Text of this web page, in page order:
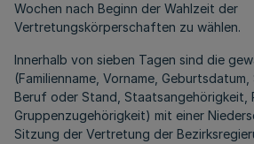
Wochen nach Beginn der Wahlzeit der
Vertretungskörperschaften zu wählen.
Innerhalb von sieben Tagen sind die
(Familienname, Vorname,
Beruf oder Stand, Staatsangehörigkeit,
Gruppenzugehörigkeit) mit einer
Sitzung der Vertretung der